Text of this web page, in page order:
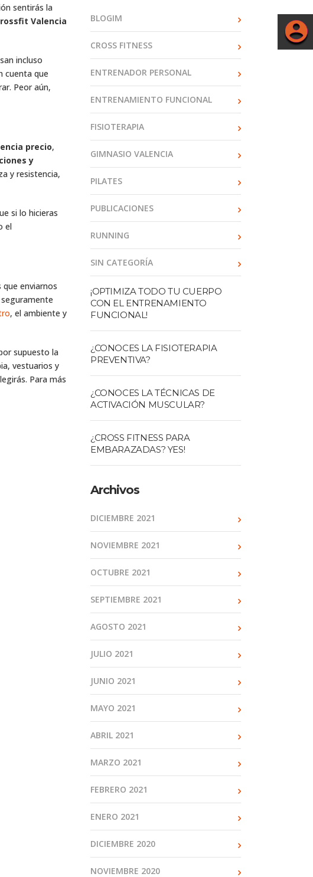
sentirás la
Valencia
incluso
cuenta que
Peor aún,
precio,
y
y resistencia,
si lo hicieras
el
enviarnos
, el ambiente y
supuesto la
vestuarios y
Para más
BLOGIM
CROSS FITNESS
ENTRENADOR PERSONAL
ENTRENAMIENTO FUNCIONAL
FISIOTERAPIA
GIMNASIO VALENCIA
PILATES
PUBLICACIONES
RUNNING
SIN CATEGORÍA
¡OPTIMIZA TODO TU CUERPO
CON EL ENTRENAMIENTO
FUNCIONAL!
¿CONOCES LA FISIOTERAPIA
PREVENTIVA?
¿CONOCES LA TÉCNICAS DE
ACTIVACIÓN MUSCULAR?
¿CROSS FITNESS PARA
EMBARAZADAS? YES!
Archivos
DICIEMBRE 2021
NOVIEMBRE 2021
OCTUBRE 2021
SEPTIEMBRE 2021
AGOSTO 2021
JULIO 2021
JUNIO 2021
MAYO 2021
ABRIL 2021
MARZO 2021
FEBRERO 2021
ENERO 2021
DICIEMBRE 2020
NOVIEMBRE 2020